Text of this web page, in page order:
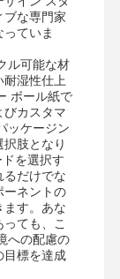
私たちについ
て
ブな専門家
ていま
ル可能な材
湿性仕上
ボール紙で
びカスタマ
ッケージン
肢となり
を選択す
るだけでな
ーネントの
ます。あな
ても、こ
への配慮の
目標を達成